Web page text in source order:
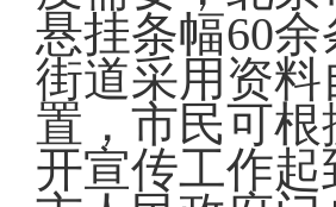
悬挂条幅60
街道采用资
置，市民可
开宣传工作